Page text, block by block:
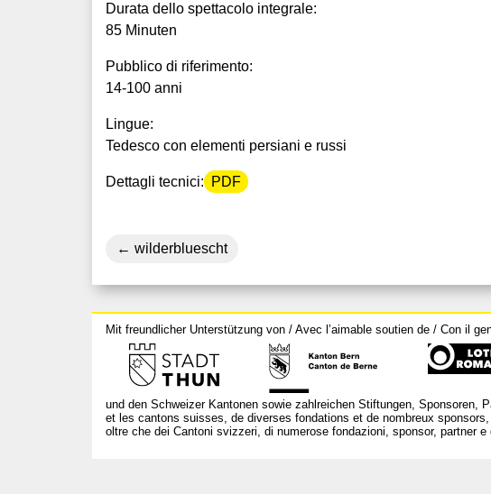
Durata dello spettacolo integrale:
85 Minuten
Pubblico di riferimento:
14-100 anni
Lingue:
Tedesco con elementi persiani e russi
Dettagli tecnici: PDF
wilderbluescht
Mit freundlicher Unterstützung von / Avec l’aimable soutien de / Con il
und den Schweizer Kantonen sowie zahlreichen Stiftungen, Sponsoren,
et les cantons suisses, de diverses fondations et de nombreux sponsors,
oltre che dei Cantoni svizzeri, di numerose fondazioni, sponsor, partner